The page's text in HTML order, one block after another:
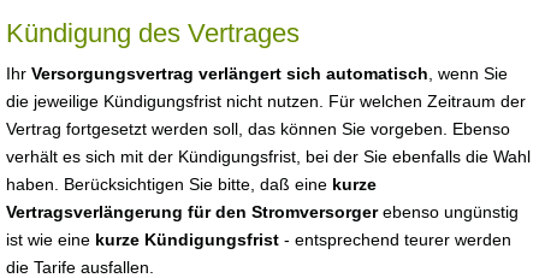
Kündigung des Vertrages
Ihr Versorgungsvertrag verlängert sich automatisch , wenn Sie
die jeweilige Kündigungsfrist nicht nutzen. Für welchen Zeitraum der
Vertrag fortgesetzt werden soll, das können Sie vorgeben. Ebenso
verhält es sich mit der Kündigungsfrist, bei der Sie ebenfalls die Wahl
haben. Berücksichtigen Sie bitte, daß eine kurze
Vertragsverlängerung für den Stromversorgerebenso ungünstig
ist wie eine kurze Kündigungsfrist - entsprechend teurer werden
die Tarife ausfallen.